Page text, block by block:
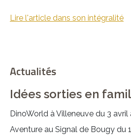
Lire l'article dans son intégralité
Actualités
Idées sorties en
DinoWorld à Villeneuve du 3
Aventure au Signal de Bougy du